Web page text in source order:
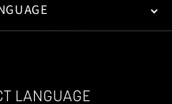
LANGUAGE